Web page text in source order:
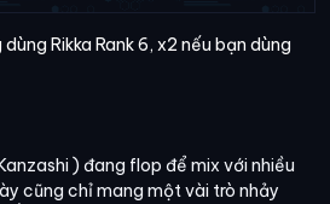
Rikka Rank 6, x2 nếu bạn dùng
) đang flop để mix với nhiều
cũng chỉ mang một vài trò nhảy